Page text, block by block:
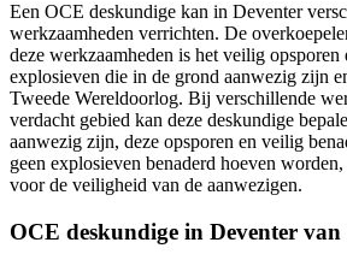
Een OCE deskundige kan in Deventer
werkzaamheden verrichten. De
deze werkzaamheden is het veilig opsporen
explosieven die in de grond aanwezig zijn
Tweede Wereldoorlog. Bij verschillende
verdacht gebied kan deze deskundige
aanwezig zijn, deze opsporen en veilig
geen explosieven benaderd hoeven
voor de veiligheid van de aanwezigen.
OCE deskundige in Deventer